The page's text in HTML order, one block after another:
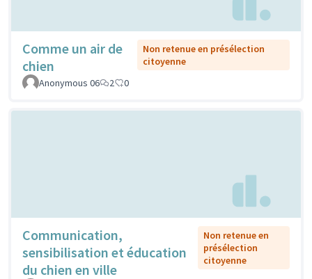
Comme un air de
chien
Non retenue en présélection
citoyenne
Anonymous 06
2 0
Communication,
sensibilisation et éducation
du chien en ville
Non retenue en
présélection
citoyenne